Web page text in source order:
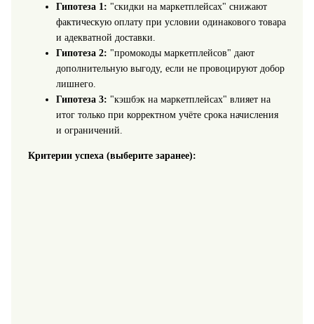
Гипотеза 1: "скидки на маркетплейсах" снижают
фактическую оплату при условии одинакового товара
и адекватной доставки.
Гипотеза 2: "промокоды маркетплейсов" дают
дополнительную выгоду, если не провоцируют добор
лишнего.
Гипотеза 3: "кэшбэк на маркетплейсах" влияет на
итог только при корректном учёте срока начисления
и ограничений.
Критерии успеха (выберите заранее):